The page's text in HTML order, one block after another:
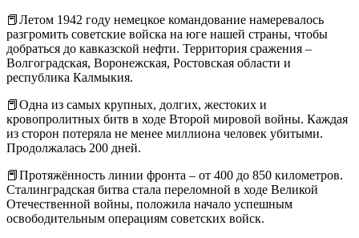
📕Летом 1942 году немецкое командование намеревалось
разгромить советские войска на юге нашей страны, чтобы
добраться до кавказской нефти. Территория сражения –
Волгоградская, Воронежская, Ростовская области и
республика Калмыкия.
📕Одна из самых крупных, долгих, жестоких и
кровопролитных битв в ходе Второй мировой войны. Каждая
из сторон потеряла не менее миллиона человек убитыми.
Продолжалась 200 дней.
📕Протяжённость линии фронта – от 400 до 850 километров.
Сталинградская битва стала переломной в ходе Великой
Отечественной войны, положила начало успешным
освободительным операциям советских войск.